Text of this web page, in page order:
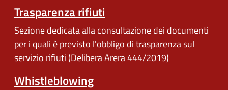
Trasparenza rifiuti
Sezione dedicata alla consultazione dei documenti
per i quali è previsto l'obbligo di trasparenza sul
servizio rifiuti (Delibera Arera 444/2019)
Whistleblowing